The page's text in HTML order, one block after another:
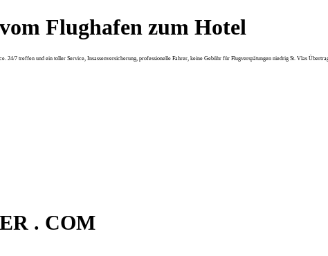
Flughafen zum Hotel
7 treffen und ein toller Service, Insassenversicherung, professionelle Fahrer, keine Gebühr für Flugverspätungen niedrig St. Vlas
. COM